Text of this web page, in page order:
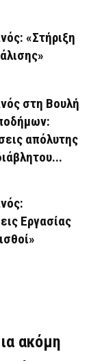
«Στήριξη
στη Βουλή
απόλυτης
Εργασίας
ακόμη